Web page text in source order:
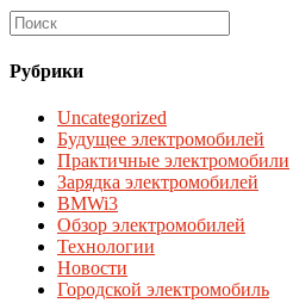
Рубрики
Uncategorized
Будущее электромобилей
Практичные электромобили
Зарядка электромобилей
BMWi3
Обзор электромобилей
Технологии
Новости
Городской электромобиль